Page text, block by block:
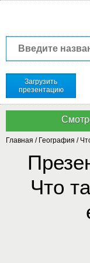
Загрузить
презентацию
Главная / География /
Что